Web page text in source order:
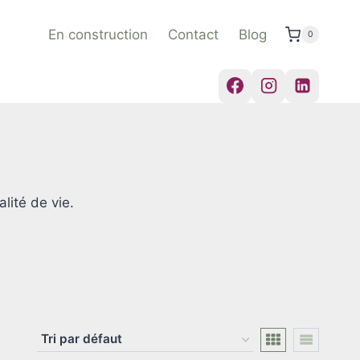
En construction Contact Blog 0
de vie.